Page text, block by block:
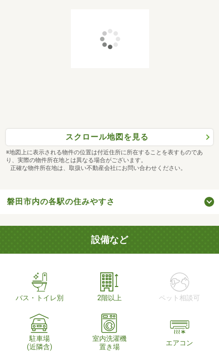
スクロール地図を見る
※地図上に表示される物件の位置は付近住所に所在することを表すものであ
り、実際の物件所在地とは異なる場合がございます。
正確な物件所在地は、取扱い不動産会社にお問い合わせください。
磐田市内の各駅の住みやすさ
設備など
バス・トイレ別 2階以上 ペット相談可
駐車場
(近隣含)
室内洗濯機
置き場
エアコン